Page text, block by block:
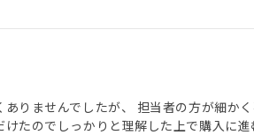
りませんでしたが、 担当者の方が細か
たのでしっかりと理解した上で購入に進